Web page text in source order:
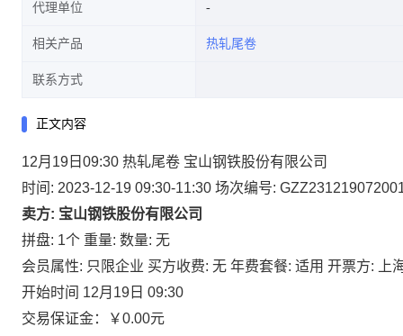
代理单位
相关产品 热轧尾卷
联系方式
正文内容
12月19日09:30 热轧尾卷 宝山钢铁股份有限公司
时间: 2023-12-19 09:30-11:30 场次编号:
卖方: 宝山钢铁股份有限公司
拼盘: 1个 重量: 数量: 无
会员属性: 只限企业 买方收费: 无 年费套餐: 适用 开票方: 上
开始时间 12月19日 09:30
交易保证金：
￥0.00元